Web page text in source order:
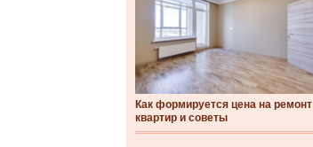
Как формируется цена на ремонт
квартир и советы